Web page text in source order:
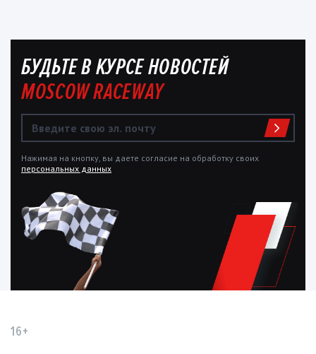
БУДЬТЕ В КУРСЕ НОВОСТЕЙ
MOSCOW RACEWAY
Нажимая на кнопку, вы даете согласие на обработку своих
персональных данных
16+